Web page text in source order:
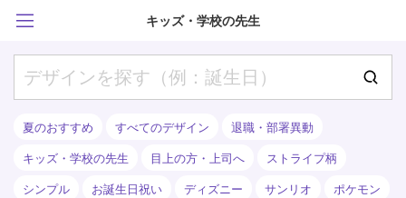
キッズ・学校の先生
夏のおすすめ すべてのデザイン
退職・部署異動
キッズ・学校の先生
目上の方・上司へ
ストライプ柄
シンプル
お誕生日祝い ディズニー サンリオ
ポケモン